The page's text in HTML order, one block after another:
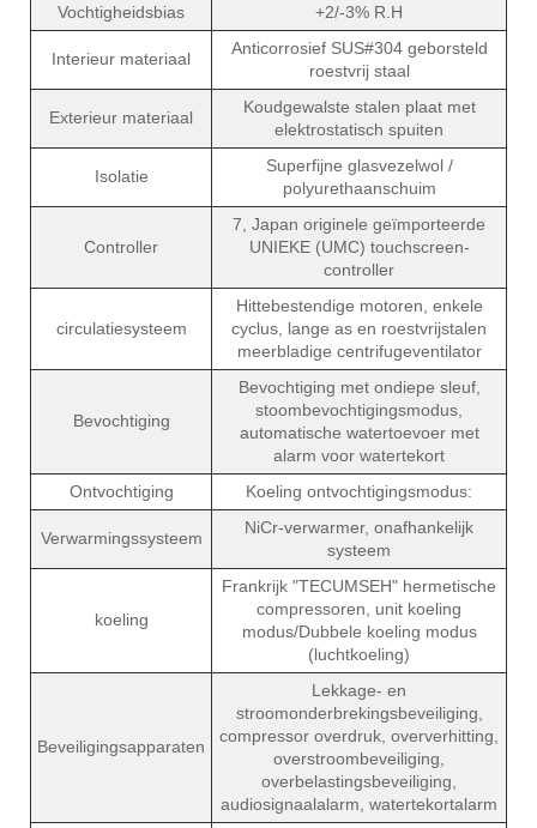
Vochtigheidsbias
+2/-3% R.H
Interieur materiaal
Anticorrosief SUS#304 geborsteld
roestvrij staal
Exterieur materiaal
Koudgewalste stalen plaat met
elektrostatisch spuiten
Isolatie
Superfijne glasvezelwol /
polyurethaanschuim
Controller
7, Japan originele geïmporteerde
UNIEKE (UMC) touchscreen-
controller
circulatiesysteem
Hittebestendige motoren, enkele
cyclus, lange as en roestvrijstalen
meerbladige centrifugeventilator
Bevochtiging
Bevochtiging met ondiepe sleuf,
stoombevochtigingsmodus,
automatische watertoevoer met
alarm voor watertekort
Ontvochtiging
Koeling ontvochtigingsmodus:
Verwarmingssysteem
NiCr-verwarmer, onafhankelijk
systeem
koeling
Frankrijk "TECUMSEH" hermetische
compressoren, unit koeling
modus/Dubbele koeling modus
(luchtkoeling)
Beveiligingsapparaten
Lekkage- en
stroomonderbrekingsbeveiliging,
compressor overdruk, oververhitting,
overstroombeveiliging,
overbelastingsbeveiliging,
audiosignaalalarm, watertekortalarm